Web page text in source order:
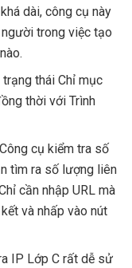
dài, công cụ này
trong việc tạo
trạng thái Chỉ mục
thời với Trình
Công cụ kiểm tra số
tìm ra số lượng liên
cần nhập URL mà
và nhấp vào nút
IP Lớp C rất dễ sử